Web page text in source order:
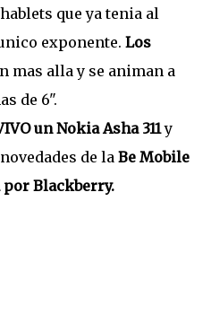
que ya tenia al
exponente. Los
mas alla y se animan a
de 6".
un Nokia Asha 311y
de la Be Mobile
por Blackberry.